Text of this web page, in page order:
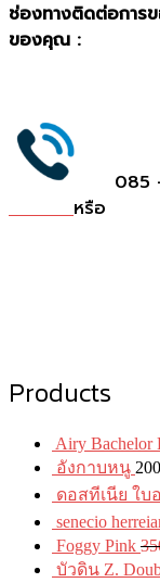
ช่องทางติดต่อการ
ของคุณ :
085
หรือ
Products
Airy Bachelor
อังกาบหนู 200
ดอสทีเนีย ใบ
senecio
Foggy Pink
บัวดิน Z.